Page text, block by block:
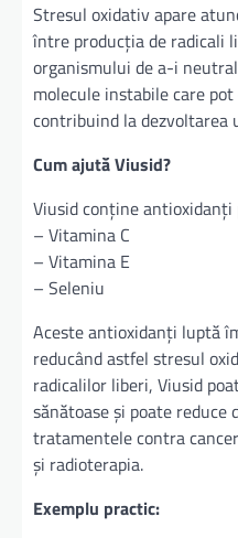
Stresul oxidativ apare
între producția de radicali
organismului de a-i
molecule instabile care
contribuind la dezvoltarea
Cum ajută Viusid?
Viusid conține
– Vitamina C
– Vitamina E
– Seleniu
Aceste antioxidanți luptă
reducând astfel stresul
radicalilor liberi, Viusid
sănătoase și poate reduce
tratamentele contra
și radioterapia.
Exemplu practic: